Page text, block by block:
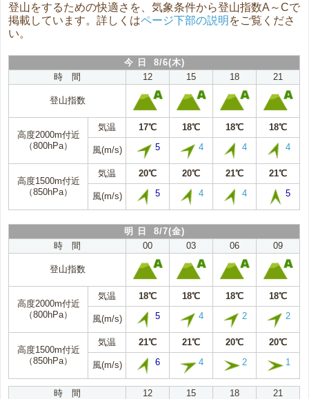
登山をするための快適さを、気象条件から登山指数A～Cで
掲載しています。詳しくはページ下部の説明 をご覧くださ
い。
今 日 8/6(木)
時 間
12 15 18 21
登山指数
高度2000m付近
（800hPa）
気温 17℃ 18℃ 18℃ 18℃
風(m/s) 5 4 4 4
高度1500m付近
（850hPa）
気温 20℃ 20℃ 21℃ 21℃
風(m/s) 5 4 4 5
明 日 8/7(金)
時 間
00 03 06 09
登山指数
高度2000m付近
（800hPa）
気温 18℃ 18℃ 18℃ 18℃
風(m/s) 5 4 2 2
高度1500m付近
（850hPa）
気温 21℃ 21℃ 20℃ 20℃
風(m/s) 6 4 2 1
時 間 12 15 18 21